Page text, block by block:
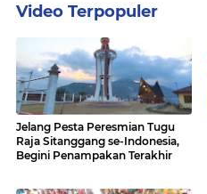
Video Terpopuler
Jelang Pesta Peresmian Tugu
Raja Sitanggang se-Indonesia,
Begini Penampakan Terakhir